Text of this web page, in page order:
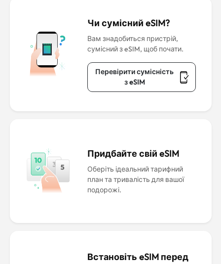
Чи сумісний eSIM?
Вам знадобиться пристрій,
сумісний з eSIM, щоб почати.
Перевірити сумісність
з eSIM
Придбайте свій eSIM
Оберіть ідеальний тарифний
план та тривалість для вашої
подорожі.
Встановіть eSIM перед